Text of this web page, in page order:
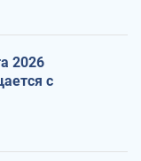
2026
с